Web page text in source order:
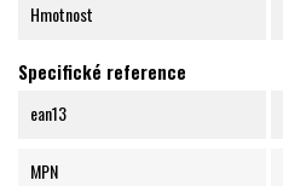
Hmotnost
Specifické reference
ean13
MPN